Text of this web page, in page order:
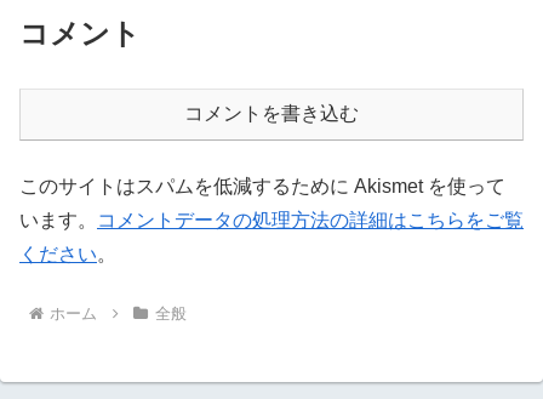
コメント
コメントを書き込む
このサイトはスパムを低減するために Akismet を使って
います。
コメントデータの処理方法の詳細はこちらをご覧
ください。
ホーム 全般